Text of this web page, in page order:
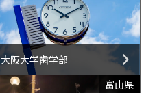
大阪大学歯学部
富山県